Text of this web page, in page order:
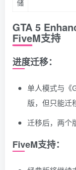
储
GTA 5
FiveM支持
进度迁移：
单人模式与《
版，但只能迁
迁移后，两个
FiveM支持：